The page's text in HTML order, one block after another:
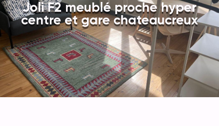
Joli F2 meublé proche hyper
centre et gare chateaucreux